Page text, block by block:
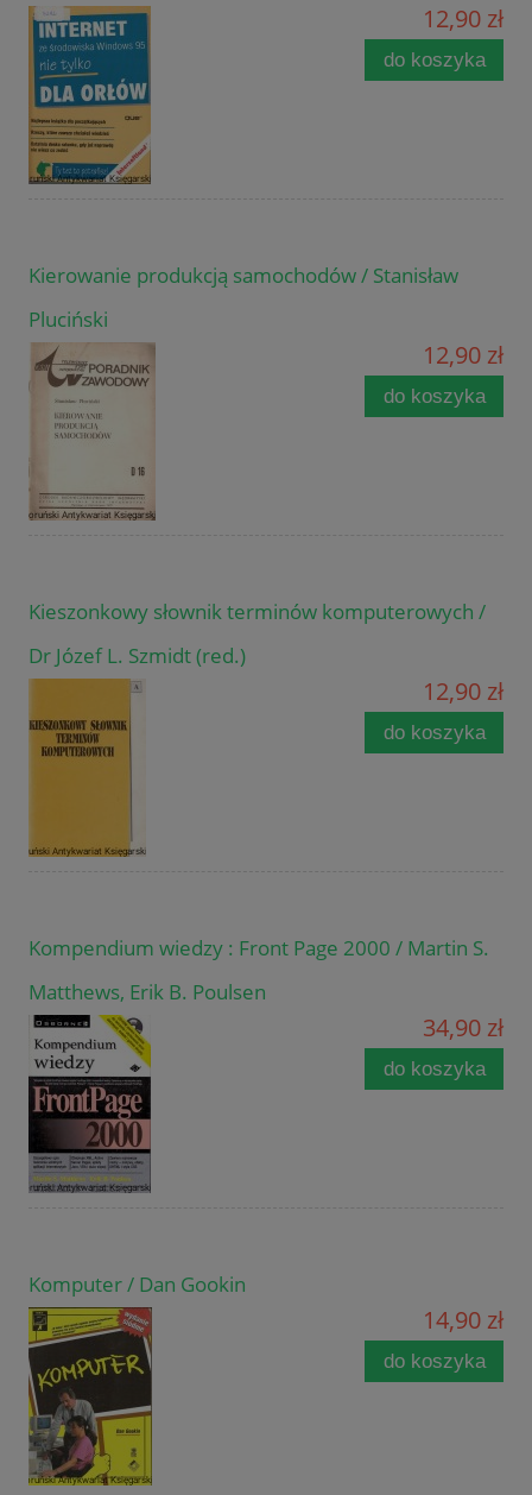
12,90 zł
do koszyka
Kierowanie produkcją samochodów / Stanisław
Pluciński
12,90 zł
do koszyka
Kieszonkowy słownik terminów komputerowych /
Dr Józef L. Szmidt (red.)
12,90 zł
do koszyka
Kompendium wiedzy : Front Page 2000 / Martin S.
Matthews, Erik B. Poulsen
34,90 zł
do koszyka
Komputer / Dan Gookin
14,90 zł
do koszyka